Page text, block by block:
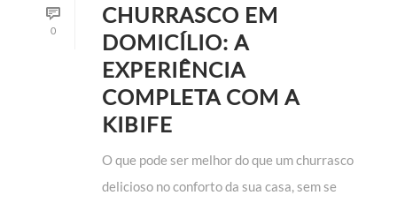
0
CHURRASCO EM
DOMICÍLIO: A
EXPERIÊNCIA
COMPLETA COM A
KIBIFE
O que pode ser melhor do que um churrasco
delicioso no conforto da sua casa, sem se